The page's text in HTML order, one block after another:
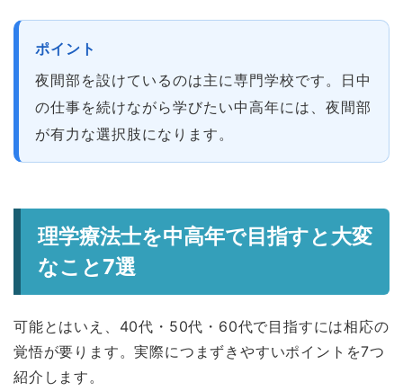
ポイント
夜間部を設けているのは主に専門学校です。日中
の仕事を続けながら学びたい中高年には、夜間部
が有力な選択肢になります。
理学療法士を中高年で目指すと大変
なこと7選
可能とはいえ、40代・50代・60代で目指すには相応の
覚悟が要ります。実際につまずきやすいポイントを7つ
紹介します。